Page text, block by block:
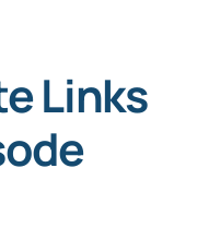
Links